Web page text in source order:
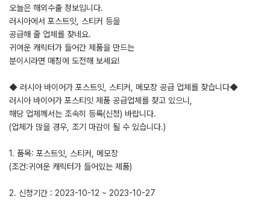
오늘은 해외수출 정보입니다.
러시아에서 포스트잇, 스티커 등을
공급해 줄 업체를 찾네요.
귀여운 캐릭터가 들어간 제품을 만드는
분이시라면 매칭에 도전해 보세요!
◆ 러시아 바이어가 포스트잇, 스티커, 메모장 공급 업체를 찾습니다◆
러시아 바이어가 포스티잇 제품 공급업체를 찾고 있으니,
해당 업체께서는 조속히 등록(신청) 바랍니다.
(업체가 많을 경우, 조기 마감이 될 수 있습니다.)
1. 품목: 포스트잇, 스티커, 메모장
(조건:귀여운 캐릭터가 들어있는 제품)
2. 신청기간 : 2023-10-12 ~ 2023-10-27